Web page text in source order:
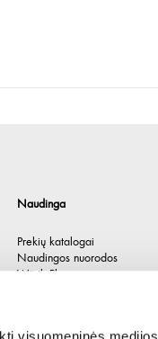
Naudinga
Prekių katalogai
Naudingos nuorodos
Würth Plus